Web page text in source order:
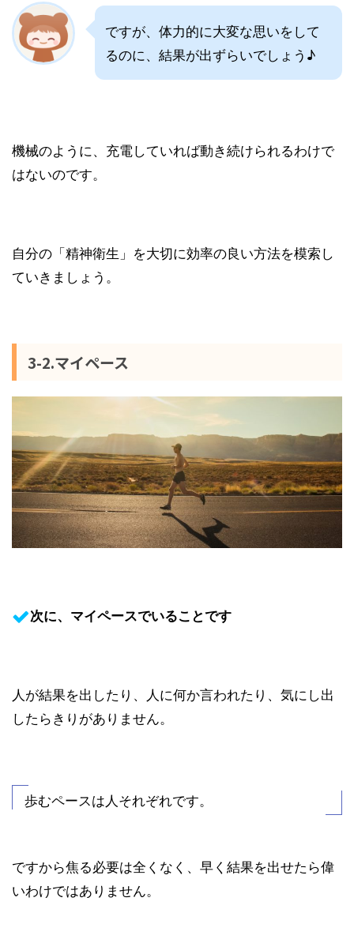
ですが、体力的に大変な思いをして
るのに、結果が出ずらいでしょう♪
機械のように、充電していれば動き続けられるわけで
はないのです。
自分の「精神衛生」を大切に効率の良い方法を模索し
ていきましょう。
3-2.マイペース
次に、マイペースでいることです
人が結果を出したり、人に何か言われたり、気にし出
したらきりがありません。
歩むペースは人それぞれです。
ですから焦る必要は全くなく、早く結果を出せたら偉
いわけではありません。